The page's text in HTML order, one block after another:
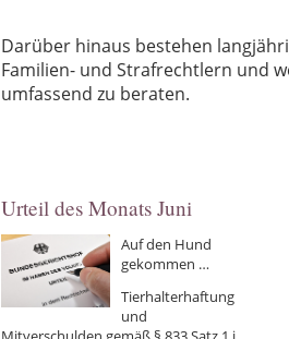
Darüber hinaus bestehen
Familien- und Strafrechtlern und
umfassend zu beraten.
Urteil des Monats Juni
Auf den Hund
gekommen …
Tierhalterhaftung
und